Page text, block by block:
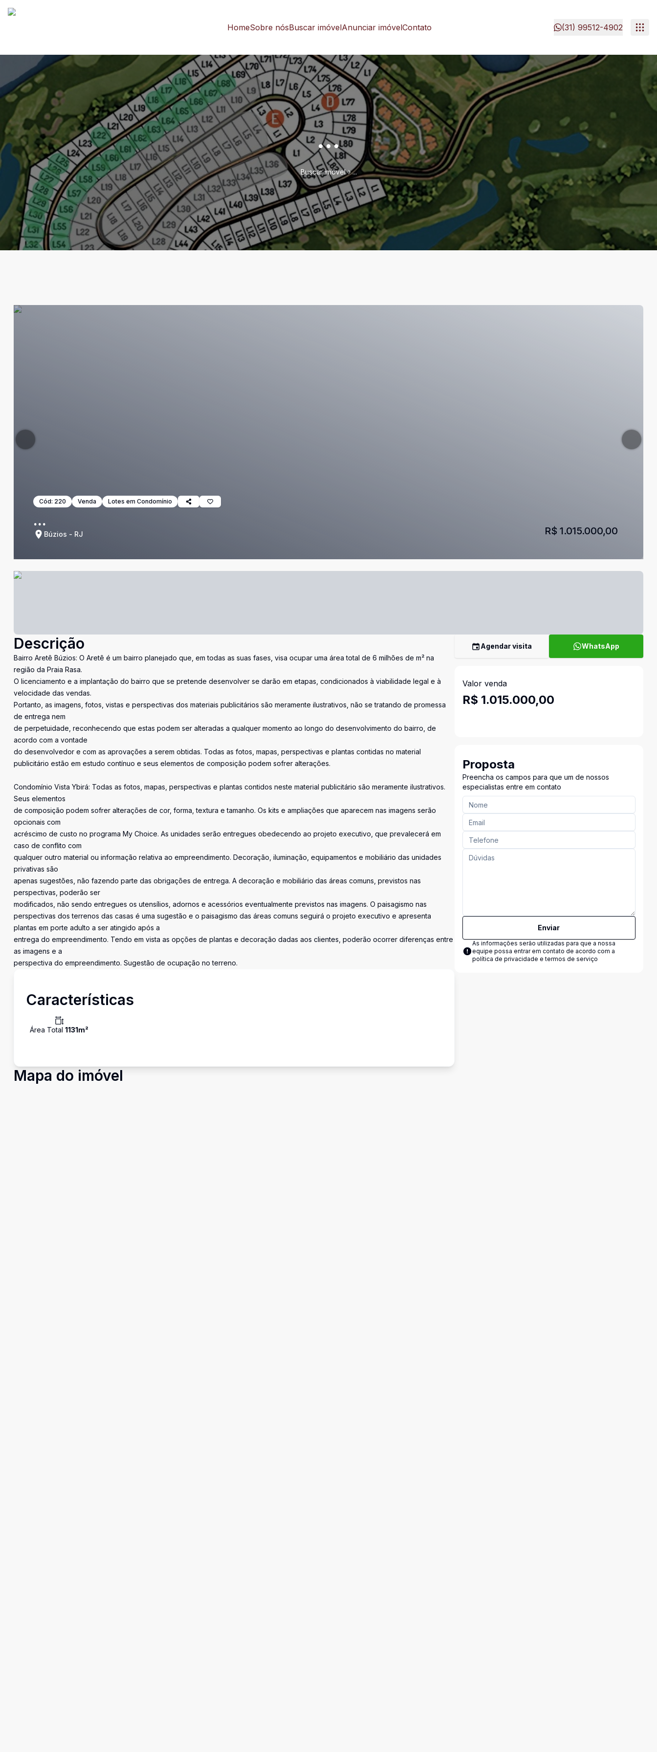
HomeSobre nósBuscar imóvelAnunciar imóvelContato (31) 99512-4902
...
Buscar imóvel ...
Cód: 220 Venda Lotes em Condomínio
...
Búzios - RJ R$ 1.015.000,00
Descrição
Bairro Aretê Búzios: O Aretê é um bairro planejado que, em todas as suas fases, visa ocupar uma área total de 6 milhões de m² na
região da Praia Rasa.
O licenciamento e a implantação do bairro que se pretende desenvolver se darão em etapas, condicionados à viabilidade legal e à
velocidade das vendas.
Portanto, as imagens, fotos, vistas e perspectivas dos materiais publicitários são meramente ilustrativos, não se tratando de promessa
de entrega nem
de perpetuidade, reconhecendo que estas podem ser alteradas a qualquer momento ao longo do desenvolvimento do bairro, de
acordo com a vontade
do desenvolvedor e com as aprovações a serem obtidas. Todas as fotos, mapas, perspectivas e plantas contidas no material
publicitário estão em estudo contínuo e seus elementos de composição podem sofrer alterações.
Condomínio Vista Ybirá: Todas as fotos, mapas, perspectivas e plantas contidos neste material publicitário são meramente ilustrativos.
Seus elementos
de composição podem sofrer alterações de cor, forma, textura e tamanho. Os kits e ampliações que aparecem nas imagens serão
opcionais com
acréscimo de custo no programa My Choice. As unidades serão entregues obedecendo ao projeto executivo, que prevalecerá em
caso de conflito com
qualquer outro material ou informação relativa ao empreendimento. Decoração, iluminação, equipamentos e mobiliário das unidades
privativas são
apenas sugestões, não fazendo parte das obrigações de entrega. A decoração e mobiliário das áreas comuns, previstos nas
perspectivas, poderão ser
modificados, não sendo entregues os utensílios, adornos e acessórios eventualmente previstos nas imagens. O paisagismo nas
perspectivas dos terrenos das casas é uma sugestão e o paisagismo das áreas comuns seguirá o projeto executivo e apresenta
plantas em porte adulto a ser atingido após a
entrega do empreendimento. Tendo em vista as opções de plantas e decoração dadas aos clientes, poderão ocorrer diferenças entre
as imagens e a
perspectiva do empreendimento. Sugestão de ocupação no terreno.
Características
Área Total 1131m²
Mapa do imóvel
Agendar visita WhatsApp
Valor venda
R$ 1.015.000,00
Proposta
Preencha os campos para que um de nossos
especialistas entre em contato
Enviar
As informações serão utilizadas para que a nossa
equipe possa entrar em contato de acordo com a
política de privacidade e termos de serviço